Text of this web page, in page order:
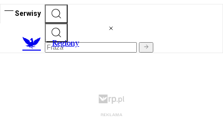
Serwisy
Regiony